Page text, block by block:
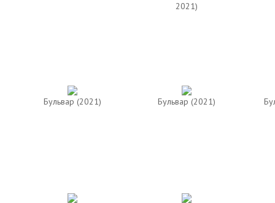
2021)
Бульвар (2021) Бульвар (2021)